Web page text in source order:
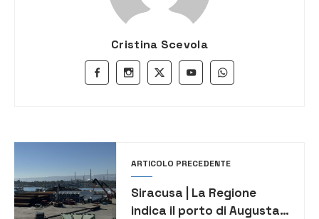
Cristina Scevola
ARTICOLO PRECEDENTE
Siracusa | La Regione
indica il porto di Augusta